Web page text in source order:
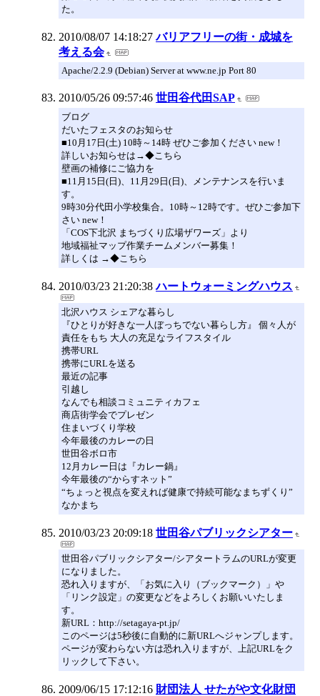
た。
2010/08/07 14:18:27 バリアフリーの街・成城を
考える会
Apache/2.2.9 (Debian) Server at www.ne.jp Port 80
2010/05/26 09:57:46 世田谷代田SAP
ブログ
だいたフェスタのお知らせ
■10月17日(土) 10時～14時 ぜひご参加ください new！
詳しいお知らせは→◆こちら
壁画の補修にご協力を
■11月15日(日)、11月29日(日)、メンテナンスを行いま
す。
9時30分代田小学校集合。10時～12時です。ぜひご参加下
さい new！
「COS下北沢 まちづくり広場ザワーズ」より
地域福祉マップ作業チームメンバー募集！
詳しくは →◆こちら
2010/03/23 21:20:38 ハートウォーミングハウス
北沢ハウス シェアな暮らし
『ひとりが好きな一人ぼっちでない暮らし方』 個々人が
責任をもち 大人の充足なライフスタイル
携帯URL
携帯にURLを送る
最近の記事
引越し
なんでも相談コミュニティカフェ
商店街学会でプレゼン
住まいづくり学校
今年最後のカレーの日
世田谷ボロ市
12月カレー日は『カレー鍋』
今年最後の“からすネット”
“ちょっと視点を変えれば健康で持続可能なまちずくり”
なかまち
2010/03/23 20:09:18 世田谷パブリックシアター
世田谷パブリックシアター/シアタートラムのURLが変更
になりました。
恐れ入りますが、「お気に入り（ブックマーク）」や
「リンク設定」の変更などをよろしくお願いいたしま
す。
新URL：http://setagaya-pt.jp/
このページは5秒後に自動的に新URLへジャンプします。
ページが変わらない方は恐れ入りますが、上記URLをク
リックして下さい。
2009/06/15 17:12:16 財団法人 せたがや文化財団